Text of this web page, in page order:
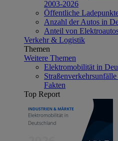
2003-2026
Öffentliche
Anzahl der Autos in
Anteil von
Verkehr & Logistik
Themen
Weitere Themen
Elektromobilität in
Fakten
Top Report